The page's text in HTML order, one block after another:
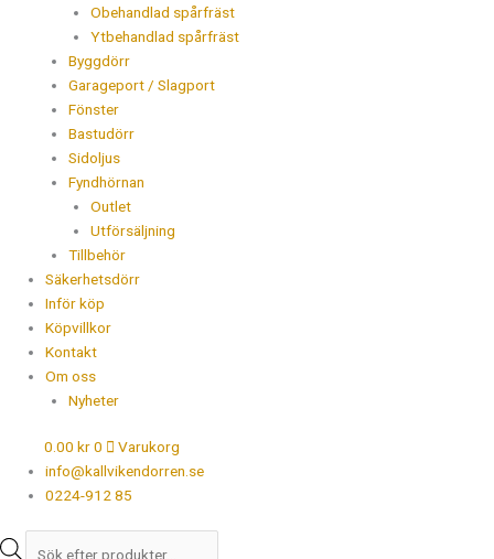
Obehandlad spårfräst
Ytbehandlad spårfräst
Byggdörr
Garageport / Slagport
Fönster
Bastudörr
Sidoljus
Fyndhörnan
Outlet
Utförsäljning
Tillbehör
Säkerhetsdörr
Inför köp
Köpvillkor
Kontakt
Om oss
Nyheter
0.00 kr0
Varukorg
info@kallvikendorren.se
0224-912 85